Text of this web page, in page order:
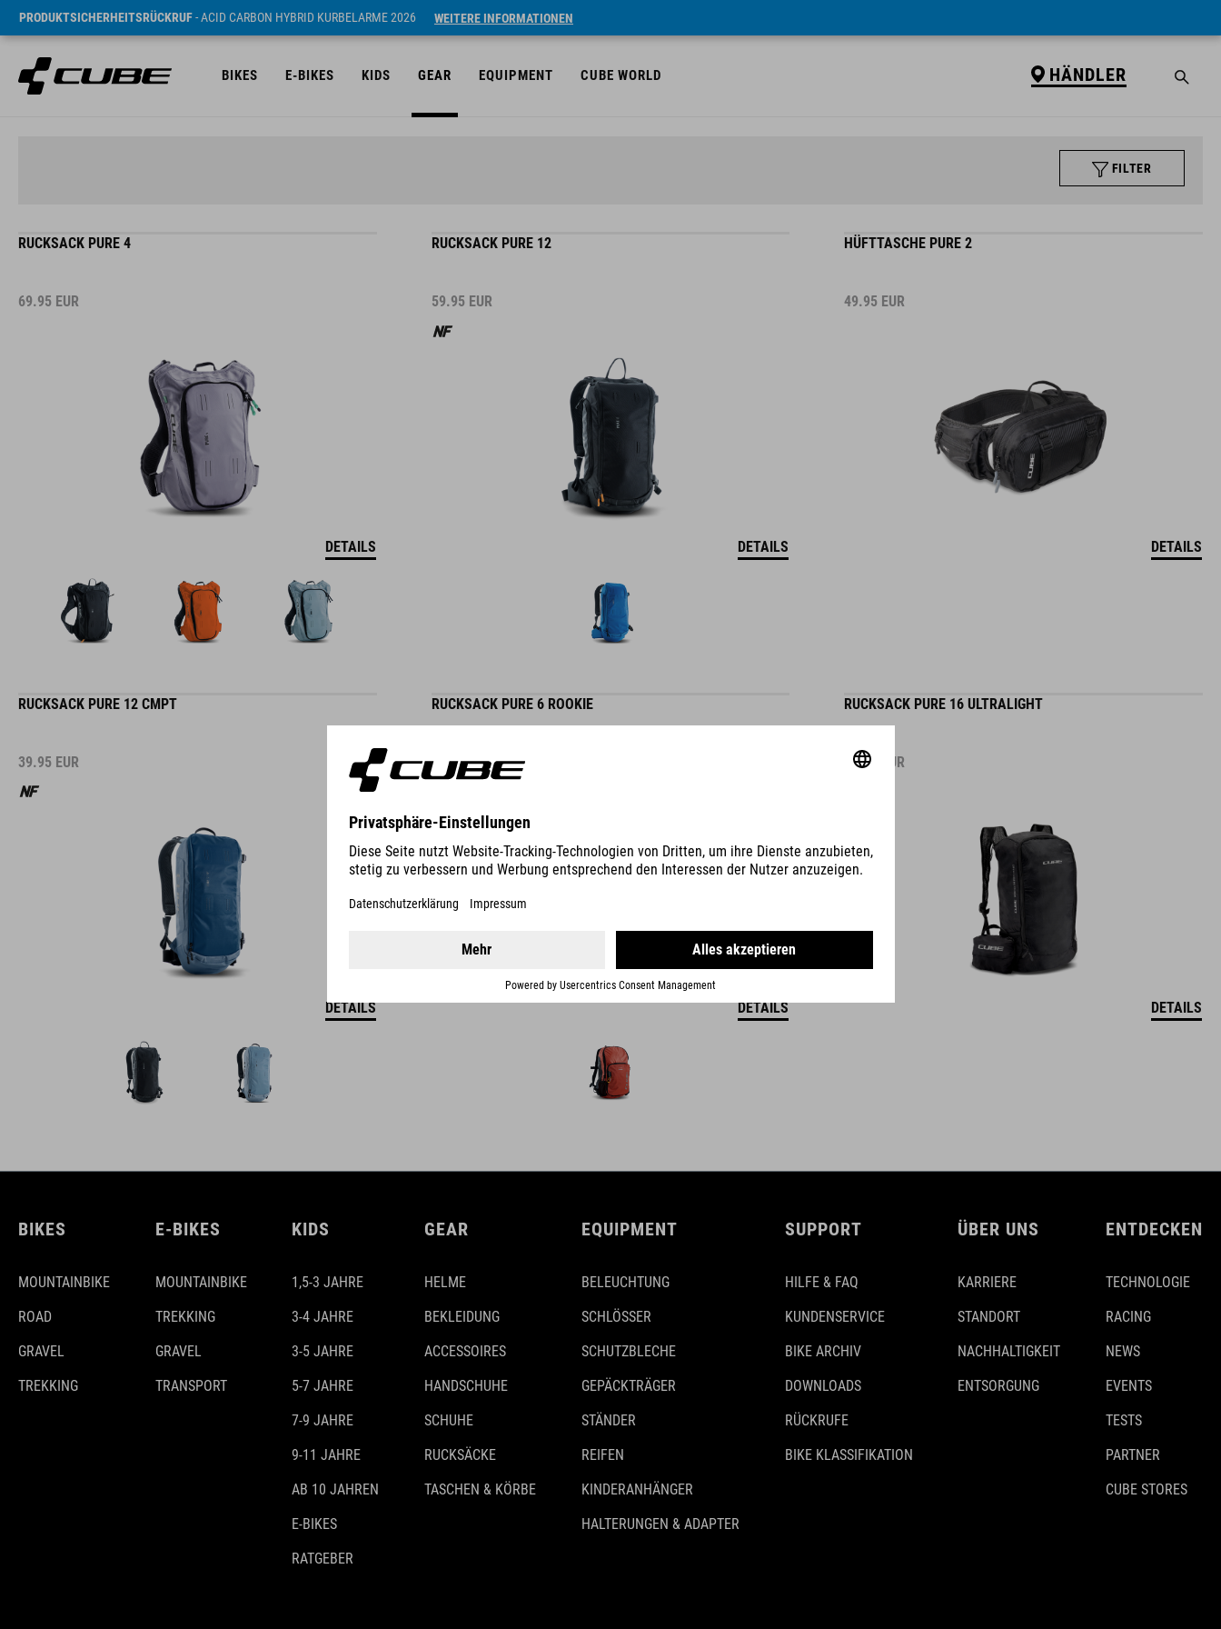
PRODUKTSICHERHEITSRÜCKRUF- ACID CARBON HYBRID KURBELARME 2026 WEITERE INFORMATIONEN
BIKES E-BIKES KIDS GEAR EQUIPMENT CUBE WORLD HÄNDLER
FILTER
RUCKSACK PURE 4
69.95 EUR
DETAILS
RUCKSACK PURE 12
59.95 EUR
DETAILS
HÜFTTASCHE PURE 2
49.95 EUR
DETAILS
RUCKSACK PURE 12 CMPT
39.95 EUR
DETAILS
RUCKSACK PURE 6 ROOKIE
34.95EUR
DETAILS
RUCKSACK PURE 16 ULTRALIGHT
29.95 EUR
DETAILS
BIKES
MOUNTAINBIKE
ROAD
GRAVEL
TREKKING
E-BIKES
MOUNTAINBIKE
TREKKING
GRAVEL
TRANSPORT
KIDS
1,5-3 JAHRE
3-4 JAHRE
3-5 JAHRE
5-7 JAHRE
7-9 JAHRE
9-11 JAHRE
AB 10 JAHREN
E-BIKES
RATGEBER
GEAR
HELME
BEKLEIDUNG
ACCESSOIRES
HANDSCHUHE
SCHUHE
RUCKSÄCKE
TASCHEN & KÖRBE
EQUIPMENT
BELEUCHTUNG
SCHLÖSSER
SCHUTZBLECHE
GEPÄCKTRÄGER
STÄNDER
REIFEN
KINDERANHÄNGER
HALTERUNGEN & ADAPTER
SUPPORT
HILFE & FAQ
KUNDENSERVICE
BIKE ARCHIV
DOWNLOADS
RÜCKRUFE
BIKE KLASSIFIKATION
ÜBER UNS
KARRIERE
STANDORT
NACHHALTIGKEIT
ENTSORGUNG
ENTDECKEN
TECHNOLOGIE
RACING
NEWS
EVENTS
TESTS
PARTNER
CUBE STORES